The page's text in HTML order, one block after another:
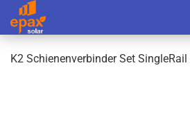
K2 Schie­nen­ver­bin­der Set Single­Rail